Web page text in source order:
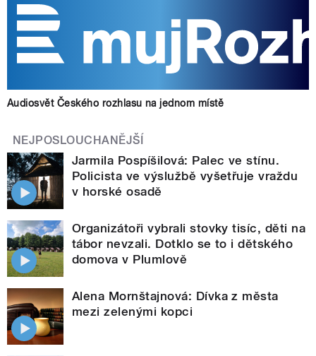
Audiosvět Českého rozhlasu na jednom místě
NEJPOSLOUCHANĚJŠÍ
Jarmila Pospíšilová: Palec ve stínu.
Policista ve výslužbě vyšetřuje vraždu
v horské osadě
Organizátoři vybrali stovky tisíc, děti na
tábor nevzali. Dotklo se to i dětského
domova v Plumlově
Alena Mornštajnová: Dívka z města
mezi zelenými kopci